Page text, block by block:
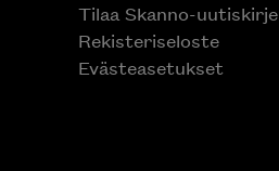
Tilaa Skanno-uutiskirje
Rekisteriseloste
Evästeasetukset